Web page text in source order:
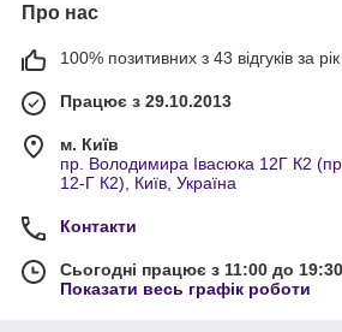
Про нас
100% позитивних з 43 відгуків за рік
Працює з 29.10.2013
м. Київ
пр. Володимира Івасюка 12Г К2
12-Г К2), Київ, Україна
Контакти
Сьогодні працює з 11:00 до 19:30
Показати весь графік роботи